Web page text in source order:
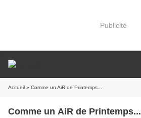
Publicité
Accueil » Comme un AiR de Printemps...
Comme un AiR de Printemps...